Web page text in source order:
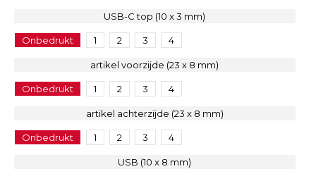
USB-C top (10 x 3 mm)
Onbedrukt 1 2 3 4
artikel voorzijde (23 x 8 mm)
Onbedrukt 1 2 3 4
artikel achterzijde (23 x 8 mm)
Onbedrukt 1 2 3 4
USB (10 x 8 mm)